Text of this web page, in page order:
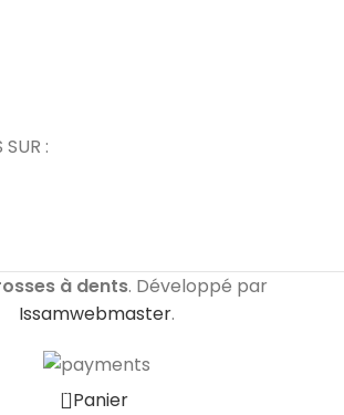
:
à dents. Développé par
Issamwebmaster.
0 Panier